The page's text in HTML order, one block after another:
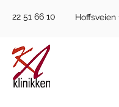
22 51 66 10 Hoffsveien